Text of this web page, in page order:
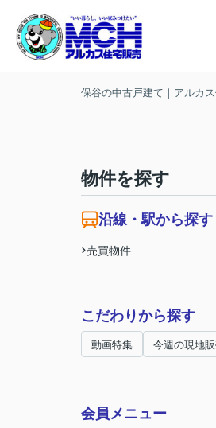
保谷の中古戸建て｜アルカ
物件を探す
沿線・駅から探す
売買物件
こだわりから探す
動画特集 今週の現地
会員メニュー